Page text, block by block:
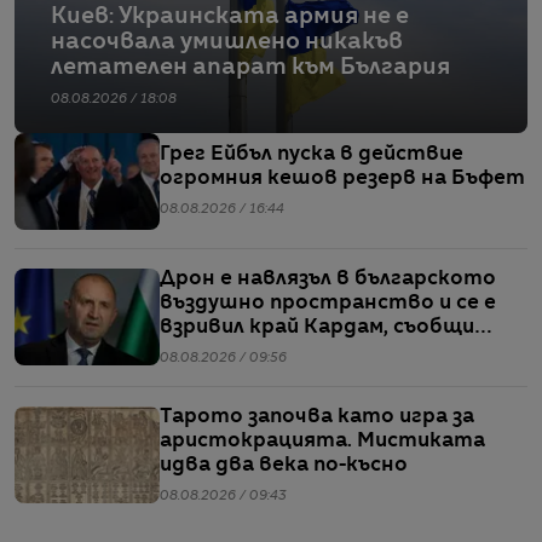
Киев: Украинската армия не е
насочвала умишлено никакъв
летателен апарат към България
08.08.2026 / 18:08
Грег Ейбъл пуска в действие
огромния кешов резерв на Бъфет
08.08.2026 / 16:44
Дрон е навлязъл в българското
въздушно пространство и се е
взривил край Кардам, съобщи
Радев
08.08.2026 / 09:56
Тарото започва като игра за
аристокрацията. Мистиката
идва два века по-късно
08.08.2026 / 09:43